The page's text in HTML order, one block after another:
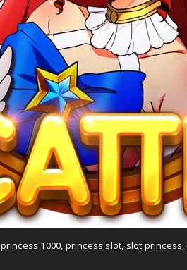
princess 1000, princess slot, slot princess,